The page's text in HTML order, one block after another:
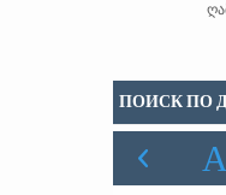
ПОИСК ПО